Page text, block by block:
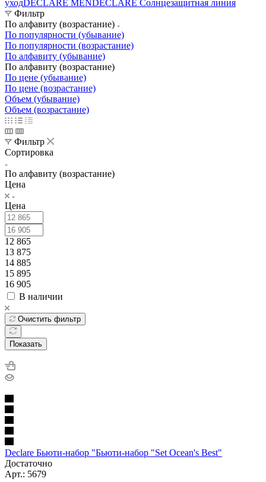
уходDECLARE MENDECLARE Солнцезащитная линия
Фильтр
По алфавиту (возрастание)
По популярности (убывание)
По популярности (возрастание)
По алфавиту (убывание)
По алфавиту (возрастание)
По цене (убывание)
По цене (возрастание)
Объем (убывание)
Объем (возрастание)
Фильтр
Сортировка
По алфавиту (возрастание)
Цена
Цена
12 865
13 875
14 885
15 895
16 905
В наличии
Очистить фильтр
Показать
Declare Бьюти-набор "Бьюти-набор "Set Ocean's Best"
Достаточно
Арт.: 5679